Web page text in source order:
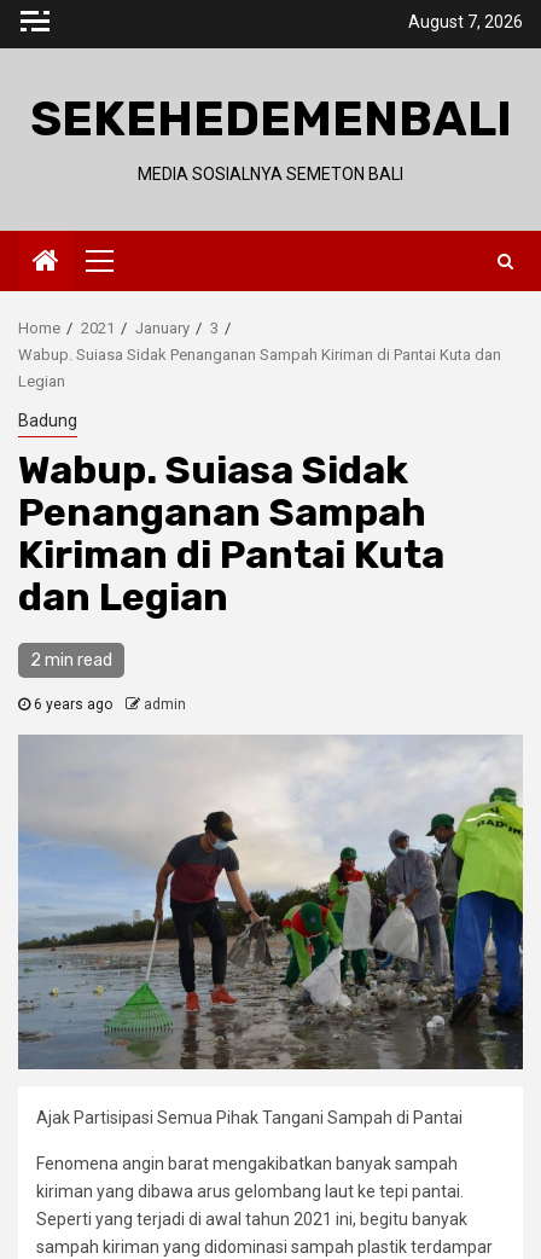
Skip
August 7, 2026
SEKEHEDEMENBALI
MEDIA SOSIALNYA SEMETON BALI
Primary
Menu
Home 2021 January
3
Wabup. Suiasa Sidak Penanganan Sampah Kiriman di Pantai Kuta dan
Legian
Badung
Wabup. Suiasa Sidak
Penanganan Sampah
Kiriman di Pantai Kuta
dan Legian
2 min read
6 years ago admin
Ajak Partisipasi Semua Pihak Tangani Sampah di Pantai
Fenomena angin barat mengakibatkan banyak sampah
kiriman yang dibawa arus gelombang laut ke tepi pantai.
Seperti yang terjadi di awal tahun 2021 ini, begitu banyak
sampah kiriman yang didominasi sampah plastik terdampar